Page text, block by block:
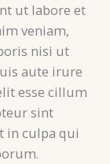
ut labore et
veniam,
nisi ut
aute irure
esse cillum
sint
in culpa qui